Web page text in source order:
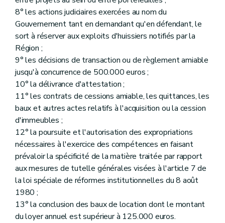
8° les actions judiciaires exercées au nom du
Gouvernement tant en demandant qu'en défendant, le
sort à réserver aux exploits d'huissiers notifiés par la
Région ;
9° les décisions de transaction ou de règlement amiable
jusqu'à concurrence de 500.000 euros ;
10° la délivrance d'attestation ;
11° les contrats de cessions amiable, les quittances, les
baux et autres actes relatifs à l'acquisition ou la cession
d'immeubles ;
12° la poursuite et l'autorisation des expropriations
nécessaires à l'exercice des compétences en faisant
prévaloir la spécificité de la matière traitée par rapport
aux mesures de tutelle générales visées à l'article 7 de
la loi spéciale de réformes institutionnelles du 8 août
1980 ;
13° la conclusion des baux de location dont le montant
du loyer annuel est supérieur à 125.000 euros.